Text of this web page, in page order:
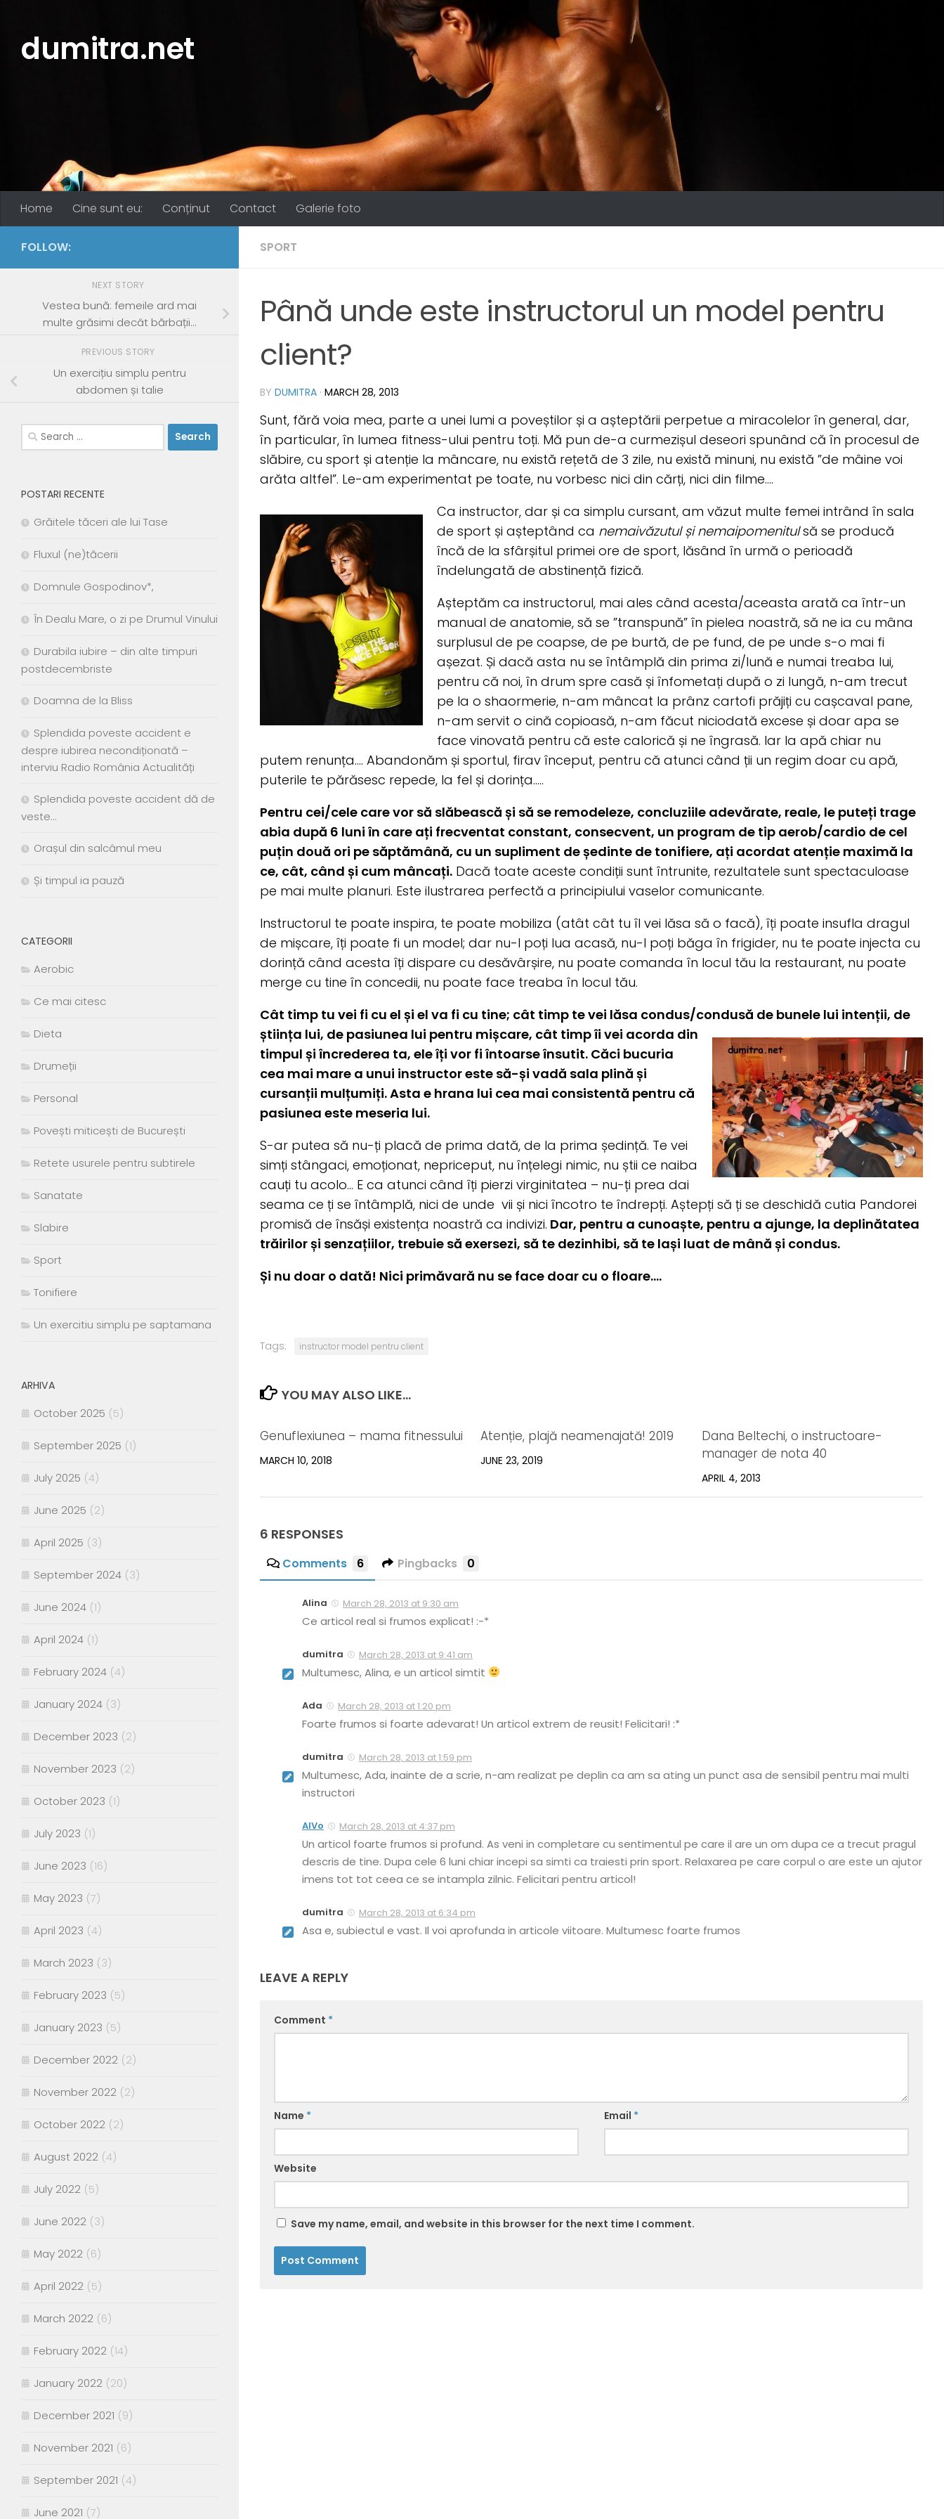
dumitra.net
Home Cine sunt eu: Conținut Contact Galerie foto
SPORT
Până unde este instructorul un model pentru
client?
BY DUMITRA · MARCH 28, 2013
Sunt, fără voia mea, parte a unei lumi a poveștilor și a așteptării perpetue a miracolelor în general, dar,
în particular, în lumea fitness-ului pentru toți. Mă pun de-a curmezișul deseori spunând că în procesul de
slăbire, cu sport și atenție la mâncare, nu există rețetă de 3 zile, nu există minuni, nu există ”de mâine voi
arăta altfel”. Le-am experimentat pe toate, nu vorbesc nici din cărți, nici din filme….
Ca instructor, dar și ca simplu cursant, am văzut multe femei intrând în sala
de sport și așteptând ca nemaivăzutul și nemaipomenitulsă se producă
încă de la sfârșitul primei ore de sport, lăsând în urmă o perioadă
îndelungată de abstinență fizică.
Așteptăm ca instructorul, mai ales când acesta/aceasta arată ca într-un
manual de anatomie, să se ”transpună” în pielea noastră, să ne ia cu mâna
surplusul de pe coapse, de pe burtă, de pe fund, de pe unde s-o mai fi
așezat. Și dacă asta nu se întâmplă din prima zi/lună e numai treaba lui,
pentru că noi, în drum spre casă și înfometați după o zi lungă, n-am trecut
pe la o shaormerie, n-am mâncat la prânz cartofi prăjiți cu cașcaval pane,
n-am servit o cină copioasă, n-am făcut niciodată excese și doar apa se
face vinovată pentru că este calorică și ne îngrasă. Iar la apă chiar nu
putem renunța…. Abandonăm și sportul, firav început, pentru că atunci când ții un regim doar cu apă,
puterile te părăsesc repede, la fel și dorința…..
Pentru cei/cele care vor să slăbească și să se remodeleze, concluziile adevărate, reale, le puteți trage
abia după 6 luni în care ați frecventat constant, consecvent, un program de tip aerob/cardio de cel
puțin două ori pe săptămână, cu un supliment de ședinte de tonifiere, ați acordat atenție maximă la
ce, cât, când și cum mâncați. Dacă toate aceste condiții sunt întrunite, rezultatele sunt spectaculoase
pe mai multe planuri. Este ilustrarea perfectă a principiului vaselor comunicante.
Instructorul te poate inspira, te poate mobiliza (atât cât tu îl vei lăsa să o facă), îți poate insufla dragul
de mișcare, îți poate fi un model; dar nu-l poți lua acasă, nu-l poți băga în frigider, nu te poate injecta cu
dorință când acesta îți dispare cu desăvârșire, nu poate comanda în locul tău la restaurant, nu poate
merge cu tine în concedii, nu poate face treaba în locul tău.
Cât timp tu vei fi cu el și el va fi cu tine; cât timp te vei lăsa condus/condusă de bunele lui intenții, de
știința lui, de pasiunea lui pentru mișcare, cât timp îi vei acorda din
timpul și încrederea ta, ele îți vor fi întoarse însutit. Căci bucuria
cea mai mare a unui instructor este să-și vadă sala plină și
cursanții mulțumiți. Asta e hrana lui cea mai consistentă pentru că
pasiunea este meseria lui.
S-ar putea să nu-ți placă de prima dată, de la prima ședință. Te vei
simți stângaci, emoționat, nepriceput, nu înțelegi nimic, nu știi ce naiba
cauți tu acolo… E ca atunci când îți pierzi virginitatea – nu-ți prea dai
seama ce ți se întâmplă, nici de unde vii și nici încotro te îndrepți. Aștepți să ți se deschidă cutia Pandorei
promisă de însăși existența noastră ca indivizi. Dar, pentru a cunoaște, pentru a ajunge, la deplinătatea
trăirilor și senzațiilor, trebuie să exersezi, să te dezinhibi, să te lași luat de mână și condus.
Și nu doar o dată! Nici primăvară nu se face doar cu o floare….
Tags: instructor model pentru client
YOU MAY ALSO LIKE...
Genuflexiunea – mama fitnessului
MARCH 10, 2018
Atenție, plajă neamenajată! 2019
JUNE 23, 2019
Dana Beltechi, o instructoare-
manager de nota 40
APRIL 4, 2013
6 RESPONSES
Comments 6 Pingbacks 0
Alina March 28, 2013 at 9:30 am
Ce articol real si frumos explicat! :-*
dumitra March 28, 2013 at 9:41 am
Multumesc, Alina, e un articol simtit
Ada March 28, 2013 at 1:20 pm
Foarte frumos si foarte adevarat! Un articol extrem de reusit! Felicitari! :*
dumitra March 28, 2013 at 1:59 pm
Multumesc, Ada, inainte de a scrie, n-am realizat pe deplin ca am sa ating un punct asa de sensibil pentru mai multi
instructori
AlVo March 28, 2013 at 4:37 pm
Un articol foarte frumos si profund. As veni in completare cu sentimentul pe care il are un om dupa ce a trecut pragul
descris de tine. Dupa cele 6 luni chiar incepi sa simti ca traiesti prin sport. Relaxarea pe care corpul o are este un ajutor
imens tot tot ceea ce se intampla zilnic. Felicitari pentru articol!
dumitra March 28, 2013 at 6:34 pm
Asa e, subiectul e vast. Il voi aprofunda in articole viitoare. Multumesc foarte frumos
LEAVE A REPLY
Comment *
Name * Email *
Website
Save my name, email, and website in this browser for the next time I comment.
FOLLOW:
NEXT STORY
Vestea bună: femeile ard mai
multe grăsimi decât bărbații…
PREVIOUS STORY
Un exercițiu simplu pentru
abdomen și talie
Search
for:
POSTARI RECENTE
Grăitele tăceri ale lui Tase
Fluxul (ne)tăcerii
Domnule Gospodinov*,
În Dealu Mare, o zi pe Drumul Vinului
Durabila iubire – din alte timpuri
postdecembriste
Doamna de la Bliss
Splendida poveste accident e
despre iubirea necondiționată –
interviu Radio România Actualități
Splendida poveste accident dă de
veste…
Orașul din salcâmul meu
Și timpul ia pauză
CATEGORII
Aerobic
Ce mai citesc
Dieta
Drumeții
Personal
Povești miticești de București
Retete usurele pentru subtirele
Sanatate
Slabire
Sport
Tonifiere
Un exercitiu simplu pe saptamana
ARHIVA
October 2025 (5)
September 2025 (1)
July 2025 (4)
June 2025 (2)
April 2025 (3)
September 2024 (3)
June 2024 (1)
April 2024 (1)
February 2024 (4)
January 2024 (3)
December 2023 (2)
November 2023 (2)
October 2023 (1)
July 2023 (1)
June 2023 (16)
May 2023 (7)
April 2023 (4)
March 2023 (3)
February 2023 (5)
January 2023 (5)
December 2022 (2)
November 2022 (2)
October 2022 (2)
August 2022 (4)
July 2022 (5)
June 2022 (3)
May 2022 (6)
April 2022 (5)
March 2022 (6)
February 2022 (14)
January 2022 (20)
December 2021 (9)
November 2021 (6)
September 2021 (4)
June 2021 (7)